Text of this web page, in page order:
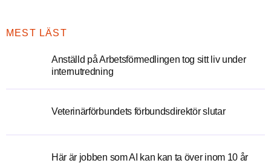
MEST LÄST
Anställd på Arbetsförmedlingen tog sitt liv under
internutredning
Veterinärförbundets förbundsdirektör slutar
Här är jobben som AI kan kan ta över inom 10 år